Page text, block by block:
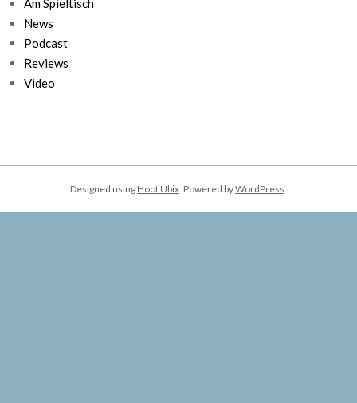
Am Spieltisch
News
Podcast
Reviews
Video
Designed using Hoot Ubix . Powered byWordPress